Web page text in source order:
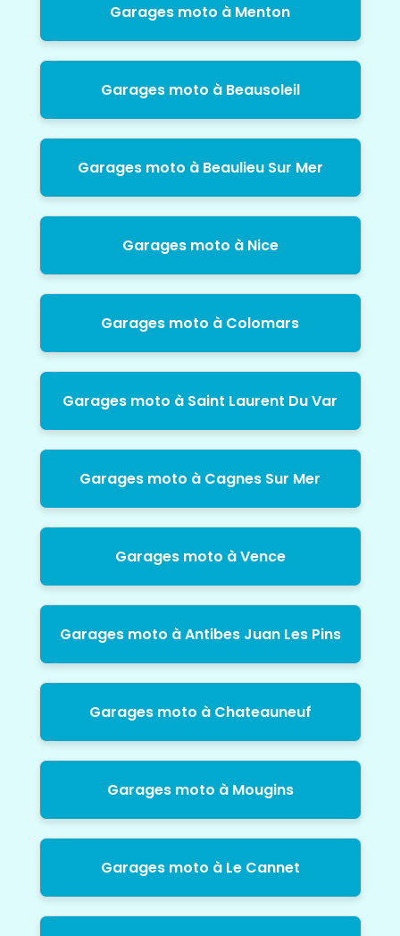
Garages moto à Menton
Garages moto à Beausoleil
Garages moto à Beaulieu Sur Mer
Garages moto à Nice
Garages moto à Colomars
Garages moto à Saint Laurent Du Var
Garages moto à Cagnes Sur Mer
Garages moto à Vence
Garages moto à Antibes Juan Les Pins
Garages moto à Chateauneuf
Garages moto à Mougins
Garages moto à Le Cannet